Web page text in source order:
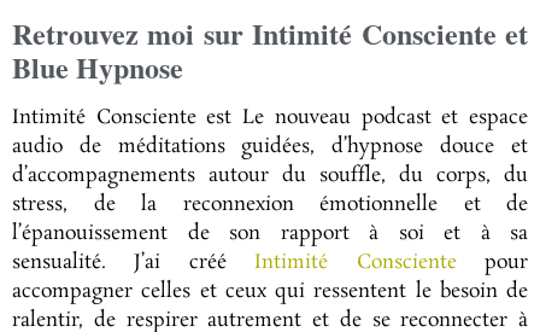
Retrouvez moi sur Intimité Consciente et
Blue Hypnose
Intimité Consciente est Le nouveau podcast et espace
audio de méditations guidées, d’hypnose douce et
d’accompagnements autour du souffle, du corps, du
stress, de la reconnexion émotionnelle et de
l’épanouissement de son rapport à soi et à sa
sensualité.J’ai créé Intimité Consciente
pour
accompagner celles et ceux qui ressentent le besoin de
ralentir, de respirer autrement et de se reconnecter à